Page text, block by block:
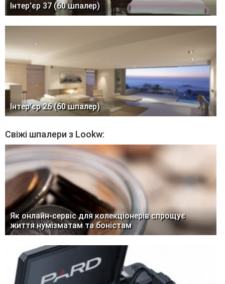
Інтер'єр 37 (60 шпалер)
Інтер'єр 26 (60 шпалер)
Свіжі шпалери з Lookw:
Як онлайн-сервіс для колекціонерів спрощує
життя нумізматам та боністам